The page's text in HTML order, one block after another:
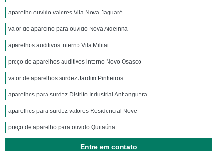
aparelho ouvido valores Vila Nova Jaguaré
valor de aparelho para ouvido Nova Aldeinha
aparelhos auditivos interno Vila Militar
preço de aparelhos auditivos interno Novo Osasco
valor de aparelhos surdez Jardim Pinheiros
aparelhos para surdez Distrito Industrial Anhanguera
aparelhos para surdez valores Residencial Nove
preço de aparelho para ouvido Quitaúna
Entre em contato